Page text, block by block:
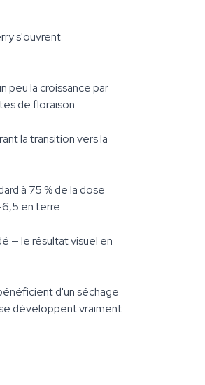
s'ouvrent
peu la croissance par
de floraison.
la transition vers la
à 75 % de la dose
en terre.
— le résultat visuel en
d'un séchage
développent vraiment